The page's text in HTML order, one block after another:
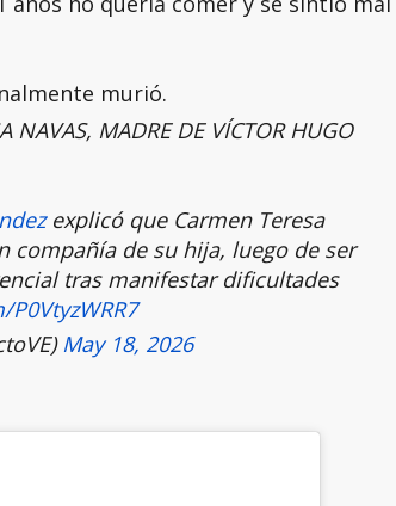
murió.
NAVAS, MADRE DE VÍCTOR HUGO
explicó que Carmen Teresa
compañía de su hija, luego de ser
tras manifestar dificultades
May 18, 2026